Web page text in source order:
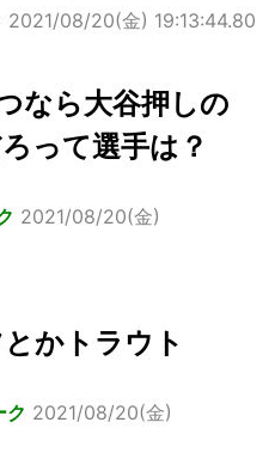
2021/08/20(金) 19:13:44.80
なら大谷押しの
って選手は？
2021/08/20(金)
かトラウト
ク 2021/08/20(金)